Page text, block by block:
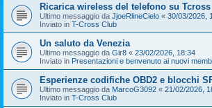
Ricarica wireless del telefono su Tcross
Ultimo messaggio da JjoeRlineCielo « 30/03/2026,
Inviato in T-Cross Club
Un saluto da Venezia
Ultimo messaggio da Gir8 « 23/02/2026, 18:34
Inviato in Presentazioni e benvenuto ai nuovi
Esperienze codifiche OBD2 e blocchi
Ultimo messaggio da MarcoG3092 « 21/02/2026,
Inviato in T-Cross Club